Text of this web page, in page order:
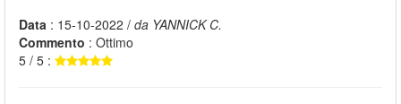
Data : 15-10-2022 / da YANNICK C.
Commento : Ottimo
5 / 5 :